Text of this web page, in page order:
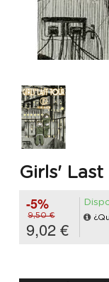
Girls'
-5%
9,50 €
9,02 €